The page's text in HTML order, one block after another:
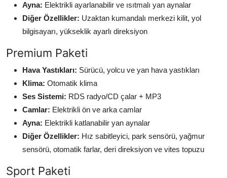
Ayna: Elektrikli ayarlanabilir ve ısıtmalı yan aynalar
Diğer Özellikler: Uzaktan kumandalı merkezi kilit, yol
bilgisayarı, yükseklik ayarlı direksiyon
Premium Paketi
Hava Yastıkları: Sürücü, yolcu ve yan hava yastıkları
Klima: Otomatik klima
Ses Sistemi: RDS radyo/CD çalar + MP3
Camlar: Elektrikli ön ve arka camlar
Ayna: Elektrikli katlanabilir yan aynalar
Diğer Özellikler: Hız sabitleyici, park sensörü, yağmur
sensörü, otomatik farlar, deri direksiyon ve vites topuzu
Sport Paketi